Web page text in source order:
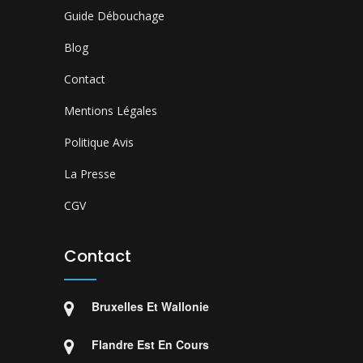
Guide Débouchage
Blog
Contact
Mentions Légales
Politique Avis
La Presse
CGV
Contact
Bruxelles Et Wallonie
Flandre Est En Cours